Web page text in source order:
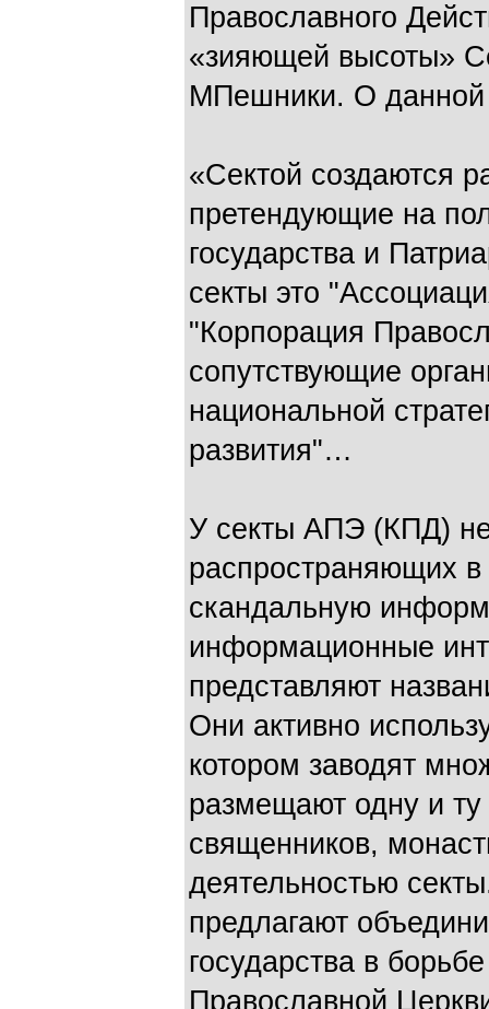
Православного
«зияющей высоты»
МПешники. О данной
«Сектой создаются
претендующие на
государства и
секты это
"Корпорация
сопутствующие
национальной
развития"…
У секты АПЭ (КПД)
распространяющих в
скандальную
информационные
представляют
Они активно
котором заводят
размещают одну и
священников,
деятельностью
предлагают
государства в
Православной